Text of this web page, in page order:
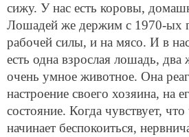
сижу. У нас есть коровы,
Лошадей же держим с 1970-ых
рабочей силы, и на мясо. И в
есть одна взрослая лошадь, два
очень умное животное. Она
настроение своего хозяина, на
состояние. Когда чувствует,
начинает беспокоиться,